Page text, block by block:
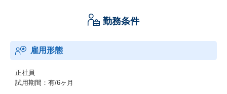
勤務条件
雇用形態
正社員
試用期間：有/6ヶ月